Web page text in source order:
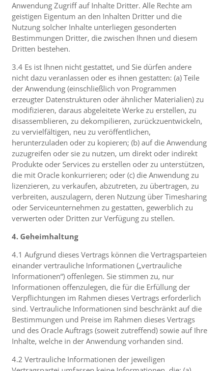
Anwendung Zugriff auf Inhalte Dritter. Alle Rechte am
geistigen Eigentum an den Inhalten Dritter und die
Nutzung solcher Inhalte unterliegen gesonderten
Bestimmungen Dritter, die zwischen Ihnen und diesem
Dritten bestehen.
3.4 Es ist Ihnen nicht gestattet, und Sie dürfen andere
nicht dazu veranlassen oder es ihnen gestatten: (a) Teile
der Anwendung (einschließlich von Programmen
erzeugter Datenstrukturen oder ähnlicher Materialien) zu
modifizieren, daraus abgeleitete Werke zu erstellen, zu
disassemblieren, zu dekompilieren, zurückzuentwickeln,
zu vervielfältigen, neu zu veröffentlichen,
herunterzuladen oder zu kopieren; (b) auf die Anwendung
zuzugreifen oder sie zu nutzen, um direkt oder indirekt
Produkte oder Services zu erstellen oder zu unterstützen,
die mit Oracle konkurrieren; oder (c) die Anwendung zu
lizenzieren, zu verkaufen, abzutreten, zu übertragen, zu
verbreiten, auszulagern, deren Nutzung über Timesharing
oder Serviceunternehmen zu gestatten, gewerblich zu
verwerten oder Dritten zur Verfügung zu stellen.
4. Geheimhaltung
4.1 Aufgrund dieses Vertrags können die Vertragsparteien
einander vertrauliche Informationen („vertrauliche
Informationen“) offenlegen. Sie stimmen zu, nur
Informationen offenzulegen, die für die Erfüllung der
Verpflichtungen im Rahmen dieses Vertrags erforderlich
sind. Vertrauliche Informationen sind beschränkt auf die
Bestimmungen und Preise im Rahmen dieses Vertrags
und des Oracle Auftrags (soweit zutreffend) sowie auf Ihre
Inhalte, welche in der Anwendung vorhanden sind.
4.2 Vertrauliche Informationen der jeweiligen